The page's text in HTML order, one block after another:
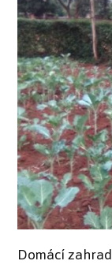
Domácí